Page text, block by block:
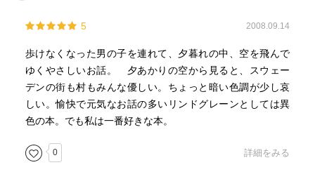
5 2008.09.14
歩けなくなった男の子を連れて、夕暮れの中、空を飛んで
ゆくやさしいお話。 夕あかりの空から見ると、スウェー
デンの街も村もみんな優しい。ちょっと暗い色調が少し哀
しい。愉快で元気なお話の多いリンドグレーンとしては異
色の本。でも私は一番好きな本。
0 詳細をみる